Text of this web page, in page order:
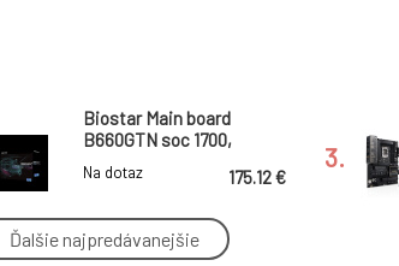
Biostar Main board
B660GTN soc 1700,
DDR4, ITX, HDMI, DP
Na dotaz 175.12 €
3.
ASUS PROART Z890-
Ďalšie najpredávanejšie